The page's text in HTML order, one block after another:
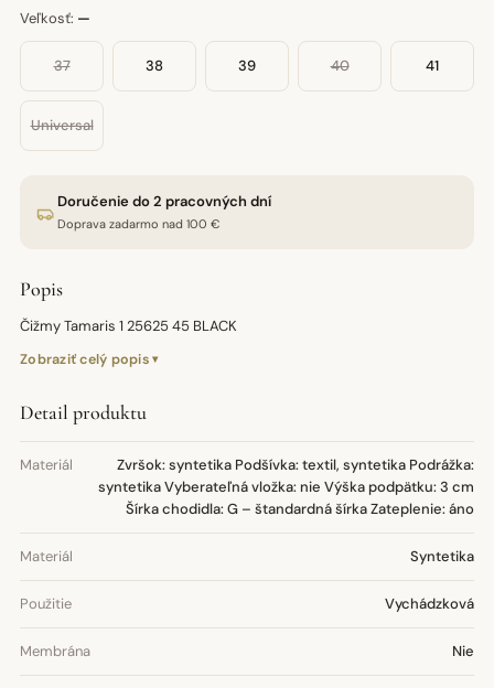
Veľkosť: —
37 38 39 40 41
Universal
Doručenie do 2 pracovných dní
Doprava zadarmo nad 100 €
Popis
Čižmy Tamaris 1 25625 45 BLACK
Zobraziť celý popis
Detail produktu
Materiál
Zvršok: syntetika Podšívka: textil, syntetika Podrážka:
syntetika Vyberateľná vložka: nie Výška podpätku: 3 cm
Šírka chodidla: G – štandardná šírka Zateplenie: áno
Materiál Syntetika
Použitie Vychádzková
Membrána Nie